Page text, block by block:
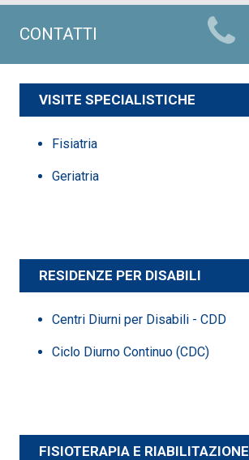
CONTATTI
VISITE SPECIALISTICHE
Fisiatria
Geriatria
RESIDENZE PER DISABILI
Centri Diurni per Disabili - CDD
Ciclo Diurno Continuo (CDC)
FISIOTERAPIA E RIABILITAZIONE